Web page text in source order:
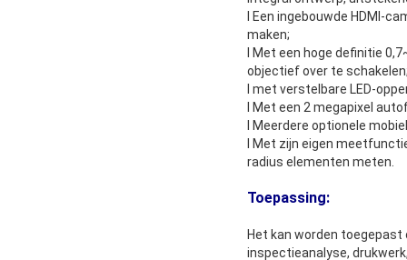
l Een ingebouwde HDMI-
maken;
l Met een hoge definitie
objectief over te
l met verstelbare LED-
l Met een 2 megapixel
l Meerdere optionele
l Met zijn eigen
radius elementen meten.
Toepassing:
Het kan worden
inspectieanalyse,